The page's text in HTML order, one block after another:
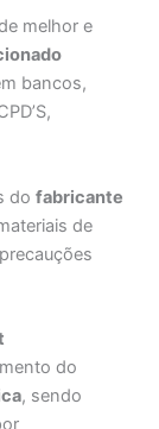
melhor e
bancos,
dofabricante
de
do
, sendo